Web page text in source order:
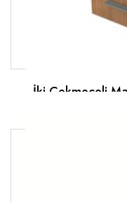
İki Çekmeceli